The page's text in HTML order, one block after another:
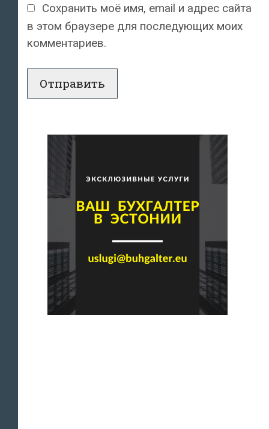
Сохранить моё имя, email и адрес сайта
в этом браузере для последующих моих
комментариев.